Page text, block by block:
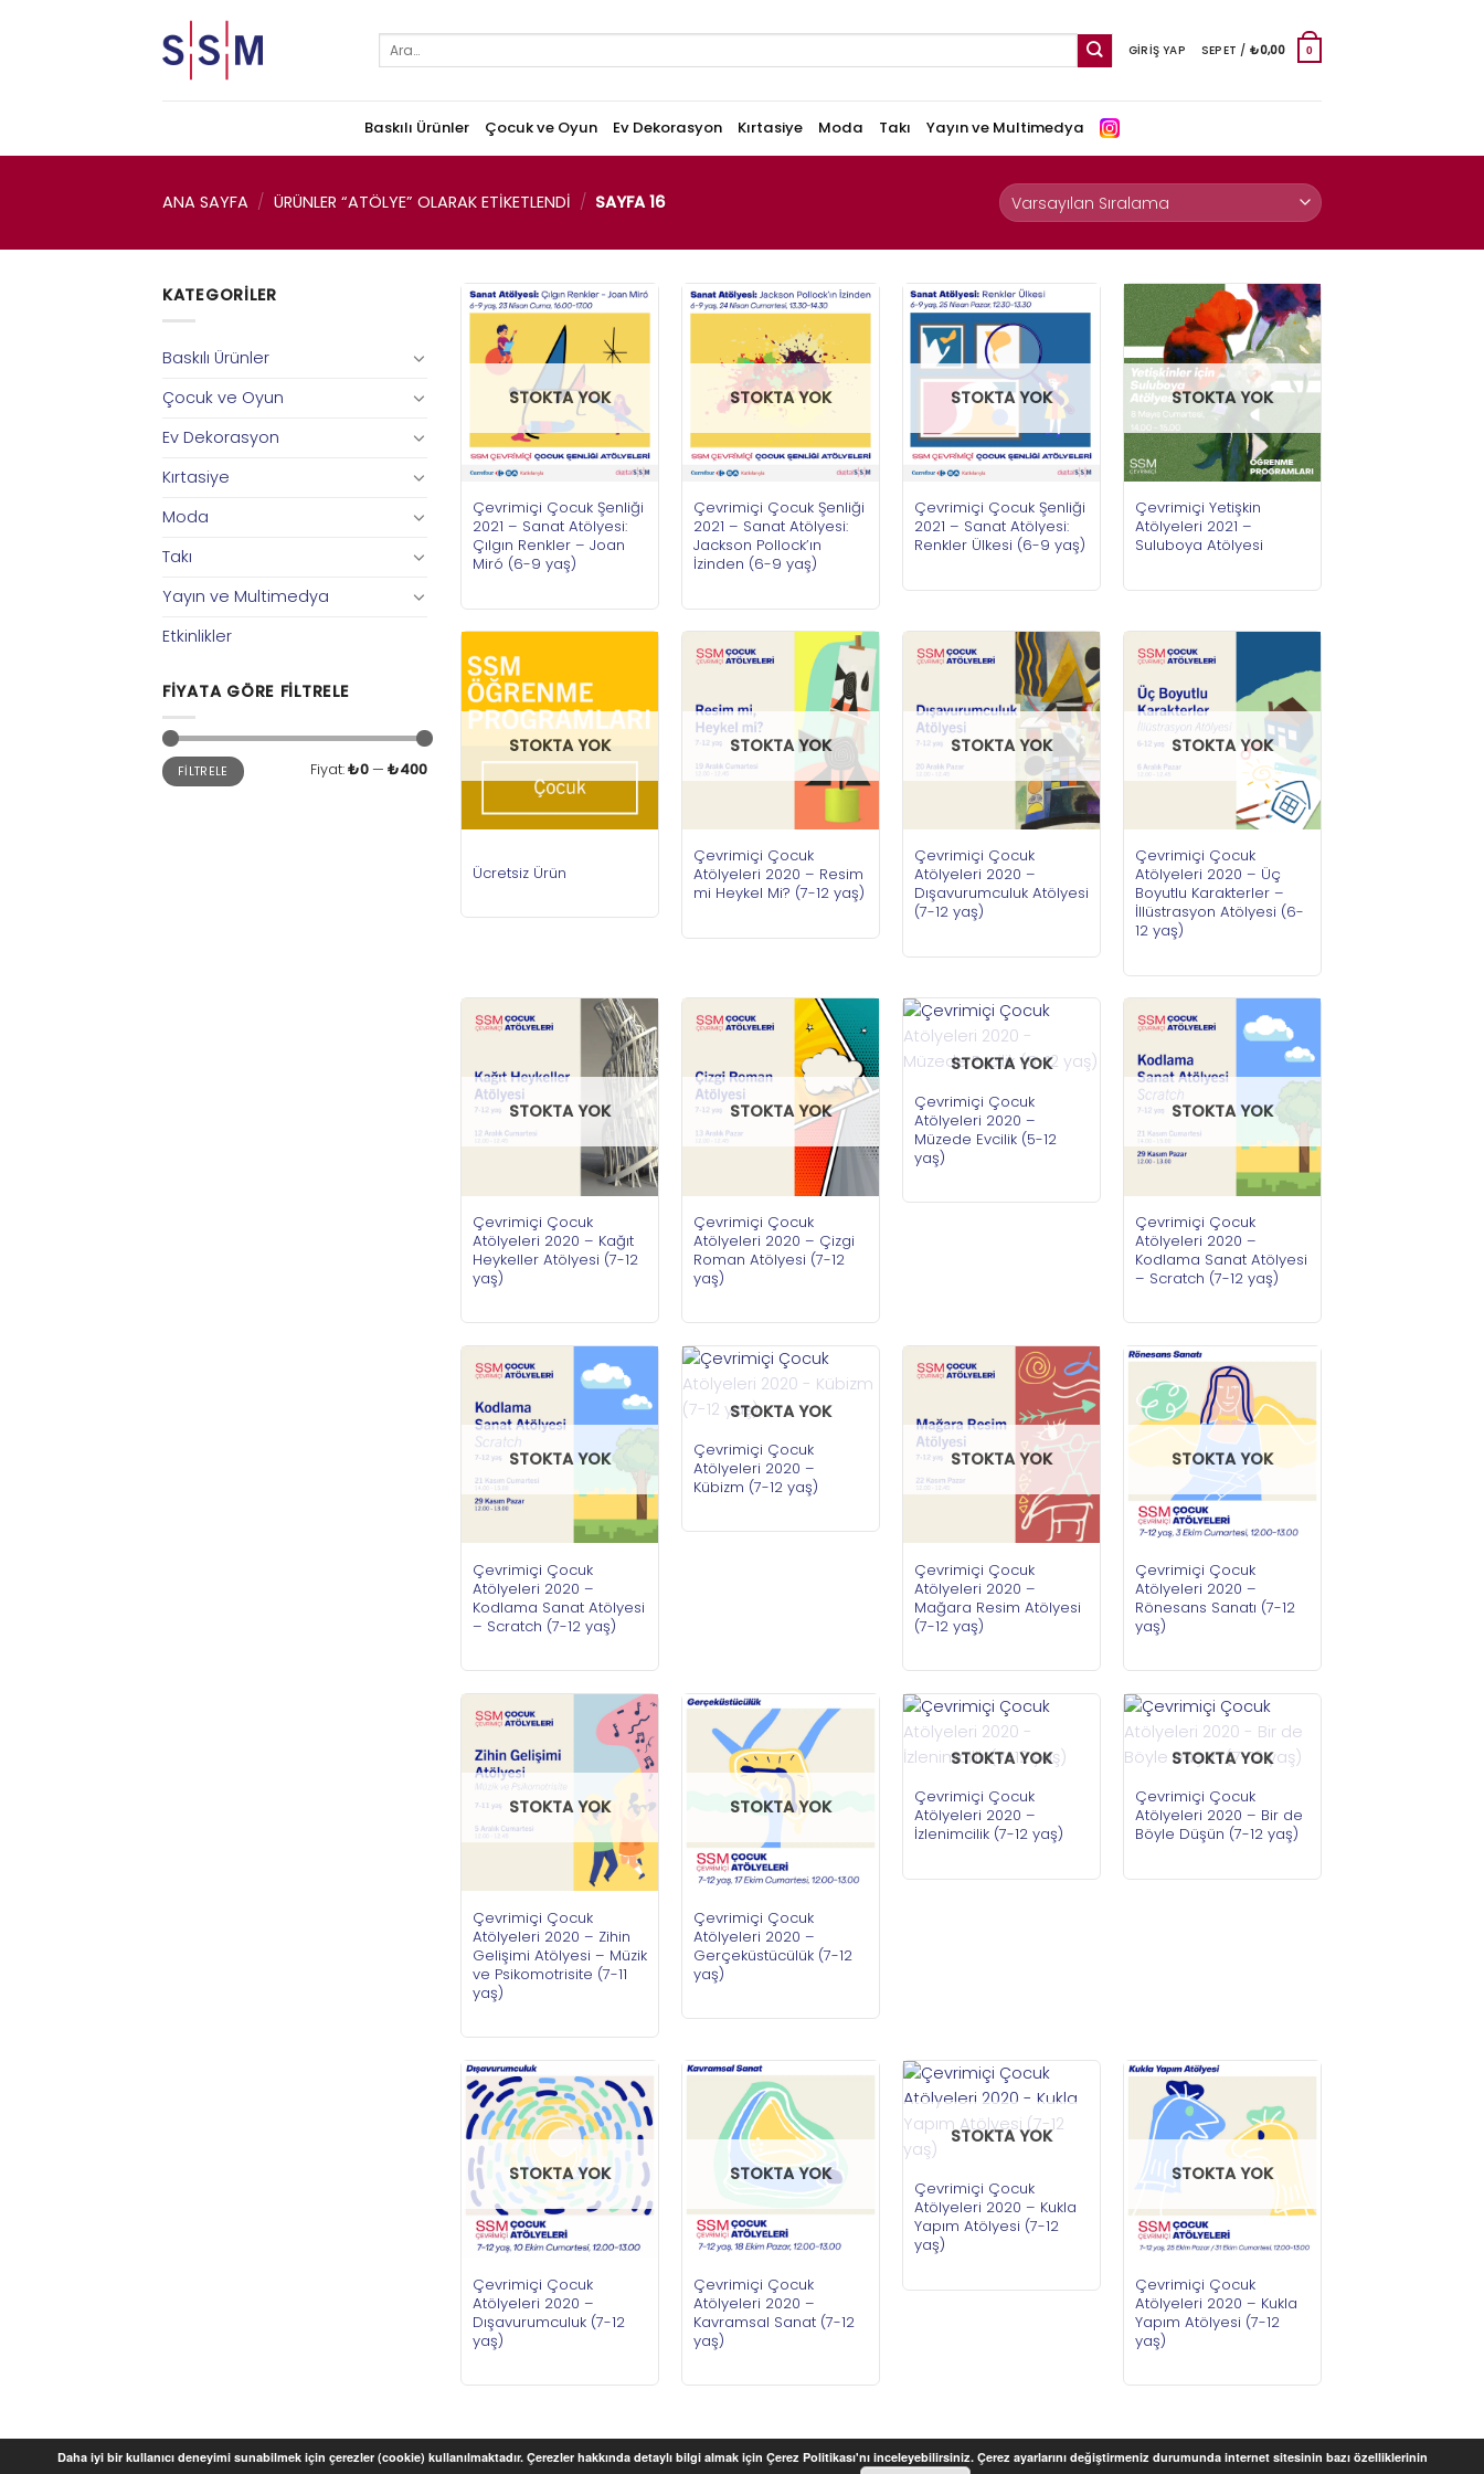
Ara:
GIRIŞ YAP SEPET / ₺0,00 0
Baskılı Ürünler Çocuk ve Oyun Ev Dekorasyon Kırtasiye Moda Takı Yayın ve Multimedya
ANA SAYFA / ÜRÜNLER “ATÖLYE” OLARAK ETIKETLENDI / SAYFA 16
KATEGORILER
Baskılı Ürünler
Çocuk ve Oyun
Ev Dekorasyon
Kırtasiye
Moda
Takı
Yayın ve Multimedya
Etkinlikler
FIYATA GÖRE FILTRELE
En
düşük
fiyat
En
yüksek
fiyat
FILTRELE Fiyat:₺0— ₺400
STOKTA YOK
Çevrimiçi Çocuk Şenliği
2021 – Sanat Atölyesi:
Çılgın Renkler – Joan
Miró (6-9 yaş)
STOKTA YOK
Çevrimiçi Çocuk Şenliği
2021 – Sanat Atölyesi:
Jackson Pollock’ın
İzinden (6-9 yaş)
STOKTA YOK
Çevrimiçi Çocuk Şenliği
2021 – Sanat Atölyesi:
Renkler Ülkesi (6-9 yaş)
STOKTA YOK
Çevrimiçi Yetişkin
Atölyeleri 2021 –
Suluboya Atölyesi
STOKTA YOK
Ücretsiz Ürün
STOKTA YOK
Çevrimiçi Çocuk
Atölyeleri 2020 – Resim
mi Heykel Mi? (7-12 yaş)
STOKTA YOK
Çevrimiçi Çocuk
Atölyeleri 2020 –
Dışavurumculuk Atölyesi
(7-12 yaş)
STOKTA YOK
Çevrimiçi Çocuk
Atölyeleri 2020 – Üç
Boyutlu Karakterler –
İllüstrasyon Atölyesi (6-
12 yaş)
STOKTA YOK
Çevrimiçi Çocuk
Atölyeleri 2020 – Kağıt
Heykeller Atölyesi (7-12
yaş)
STOKTA YOK
Çevrimiçi Çocuk
Atölyeleri 2020 – Çizgi
Roman Atölyesi (7-12
yaş)
STOKTA YOK
Çevrimiçi Çocuk
Atölyeleri 2020 –
Müzede Evcilik (5-12
yaş)
STOKTA YOK
Çevrimiçi Çocuk
Atölyeleri 2020 –
Kodlama Sanat Atölyesi
– Scratch (7-12 yaş)
STOKTA YOK
Çevrimiçi Çocuk
Atölyeleri 2020 –
Kodlama Sanat Atölyesi
– Scratch (7-12 yaş)
STOKTA YOK
Çevrimiçi Çocuk
Atölyeleri 2020 –
Kübizm (7-12 yaş)
STOKTA YOK
Çevrimiçi Çocuk
Atölyeleri 2020 –
Mağara Resim Atölyesi
(7-12 yaş)
STOKTA YOK
Çevrimiçi Çocuk
Atölyeleri 2020 –
Rönesans Sanatı (7-12
yaş)
STOKTA YOK
Çevrimiçi Çocuk
Atölyeleri 2020 – Zihin
Gelişimi Atölyesi – Müzik
ve Psikomotrisite (7-11
yaş)
STOKTA YOK
Çevrimiçi Çocuk
Atölyeleri 2020 –
Gerçeküstücülük (7-12
yaş)
STOKTA YOK
Çevrimiçi Çocuk
Atölyeleri 2020 –
İzlenimcilik (7-12 yaş)
STOKTA YOK
Çevrimiçi Çocuk
Atölyeleri 2020 – Bir de
Böyle Düşün (7-12 yaş)
STOKTA YOK
Çevrimiçi Çocuk
Atölyeleri 2020 –
Dışavurumculuk (7-12
yaş)
STOKTA YOK
Çevrimiçi Çocuk
Atölyeleri 2020 –
Kavramsal Sanat (7-12
yaş)
STOKTA YOK
Çevrimiçi Çocuk
Atölyeleri 2020 – Kukla
Yapım Atölyesi (7-12
yaş)
STOKTA YOK
Çevrimiçi Çocuk
Atölyeleri 2020 – Kukla
Yapım Atölyesi (7-12
yaş)
Daha iyi bir kullanıcı deneyimi sunabilmek için çerezler (cookie) kullanılmaktadır. Çerezler hakkında detaylı bilgi almak için Çerez Politikası'nı inceleyebilirsiniz. Çerez ayarlarını değiştirmeniz durumunda internet sitesinin bazı özelliklerinin